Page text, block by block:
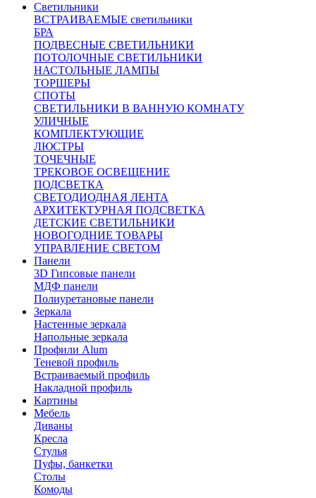
Светильники
ВСТРАИВАЕМЫЕ светильники
БРА
ПОДВЕСНЫЕ СВЕТИЛЬНИКИ
ПОТОЛОЧНЫЕ СВЕТИЛЬНИКИ
НАСТОЛЬНЫЕ ЛАМПЫ
ТОРШЕРЫ
СПОТЫ
СВЕТИЛЬНИКИ В ВАННУЮ КОМНАТУ
УЛИЧНЫЕ
КОМПЛЕКТУЮЩИЕ
ЛЮСТРЫ
ТОЧЕЧНЫЕ
ТРЕКОВОЕ ОСВЕЩЕНИЕ
ПОДСВЕТКА
СВЕТОДИОДНАЯ ЛЕНТА
АРХИТЕКТУРНАЯ ПОДСВЕТКА
ДЕТСКИЕ СВЕТИЛЬНИКИ
НОВОГОДНИЕ ТОВАРЫ
УПРАВЛЕНИЕ СВЕТОМ
Панели
3D Гипсовые панели
МДФ панели
Полиуретановые панели
Зеркала
Настенные зеркала
Напольные зеркала
Профили Alum
Теневой профиль
Встраиваемый профиль
Накладной профиль
Картины
Мебель
Диваны
Кресла
Стулья
Пуфы, банкетки
Столы
Комоды